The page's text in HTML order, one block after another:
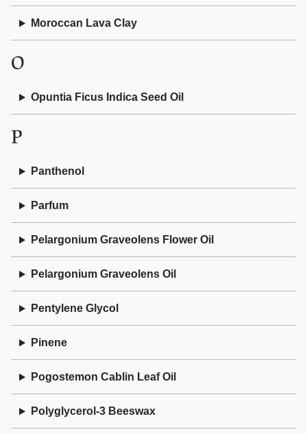
Moroccan Lava Clay
O
Opuntia Ficus Indica Seed Oil
P
Panthenol
Parfum
Pelargonium Graveolens Flower Oil
Pelargonium Graveolens Oil
Pentylene Glycol
Pinene
Pogostemon Cablin Leaf Oil
Polyglycerol-3 Beeswax